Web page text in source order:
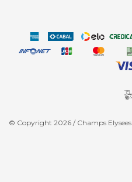
© Copyright 2026 / Champs Elysees